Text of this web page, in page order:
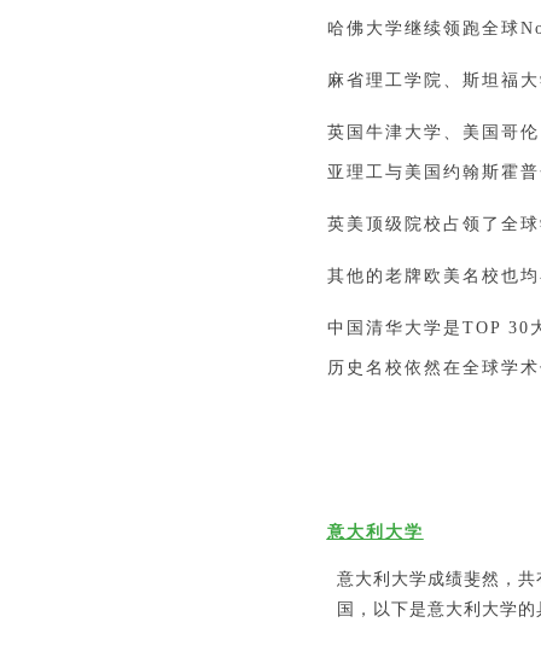
哈佛大学继续领跑全球
麻省理工学院、斯坦福
英国牛津大学、美国哥
亚理工与美国约翰斯霍
英美顶级院校占领了全
其他的老牌欧美名校也
中国清华大学是TOP 30
历史名校依然在全球学
意大利大学
意大利大学成绩斐然，
国，以下是意大利大学